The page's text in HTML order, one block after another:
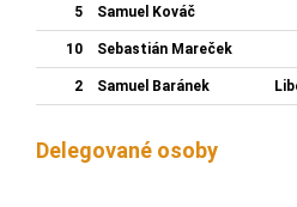
5 Samuel Kováč
10 Sebastián Mareček
2 Samuel Baránek
Delegované osoby